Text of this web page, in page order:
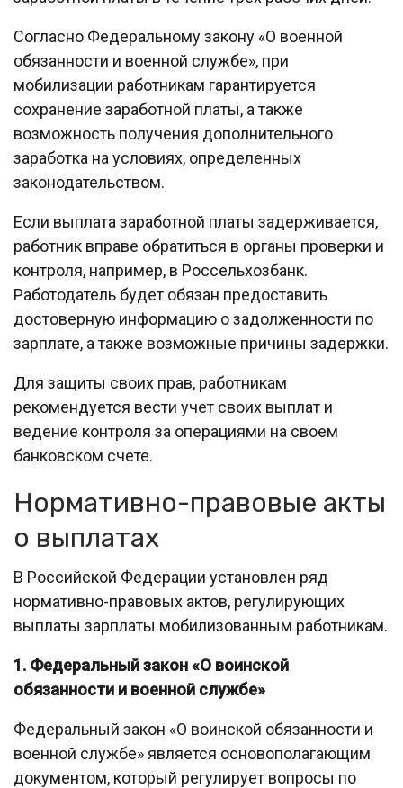
Согласно Федеральному закону «О военной
обязанности и военной службе», при
мобилизации работникам гарантируется
сохранение заработной платы, а также
возможность получения дополнительного
заработка на условиях, определенных
законодательством.
Если выплата заработной платы задерживается,
работник вправе обратиться в органы проверки и
контроля, например, в Россельхозбанк.
Работодатель будет обязан предоставить
достоверную информацию о задолженности по
зарплате, а также возможные причины задержки.
Для защиты своих прав, работникам
рекомендуется вести учет своих выплат и
ведение контроля за операциями на своем
банковском счете.
Нормативно-правовые акты
о выплатах
В Российской Федерации установлен ряд
нормативно-правовых актов, регулирующих
выплаты зарплаты мобилизованным работникам.
1. Федеральный закон «О воинской
обязанности и военной службе»
Федеральный закон «О воинской обязанности и
военной службе» является основополагающим
документом, который регулирует вопросы по